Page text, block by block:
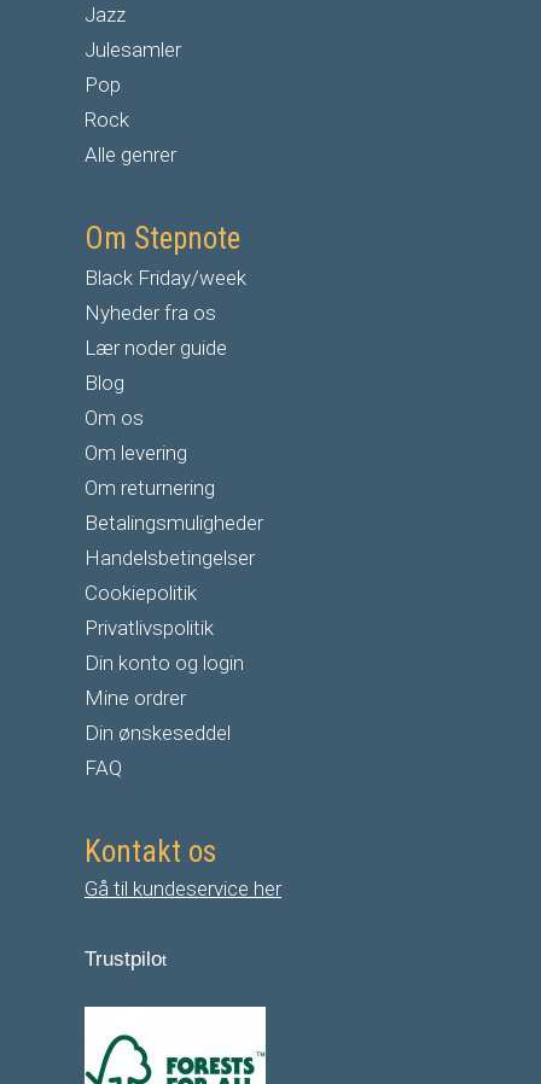
Jazz
Julesamler
Pop
Rock
Alle genrer
Om Stepnote
Black Friday/week
Nyheder fra os
Lær noder guide
Blog
Om os
Om levering
Om returnering
Betalingsmuligheder
Handelsbetingelser
Cookiepolitik
Privatlivspolitik
Din konto og login
Mine ordrer
Din ønskeseddel
FAQ
Kontakt os
Gå til kundeservice her
Trustpilot